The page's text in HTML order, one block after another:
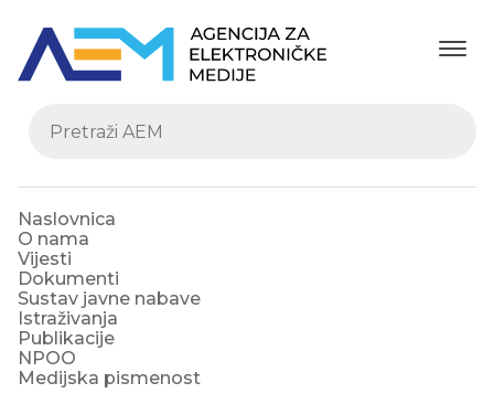
Naslovnica
O nama
Vijesti
Dokumenti
Sustav javne nabave
Istraživanja
Publikacije
NPOO
Medijska pismenost